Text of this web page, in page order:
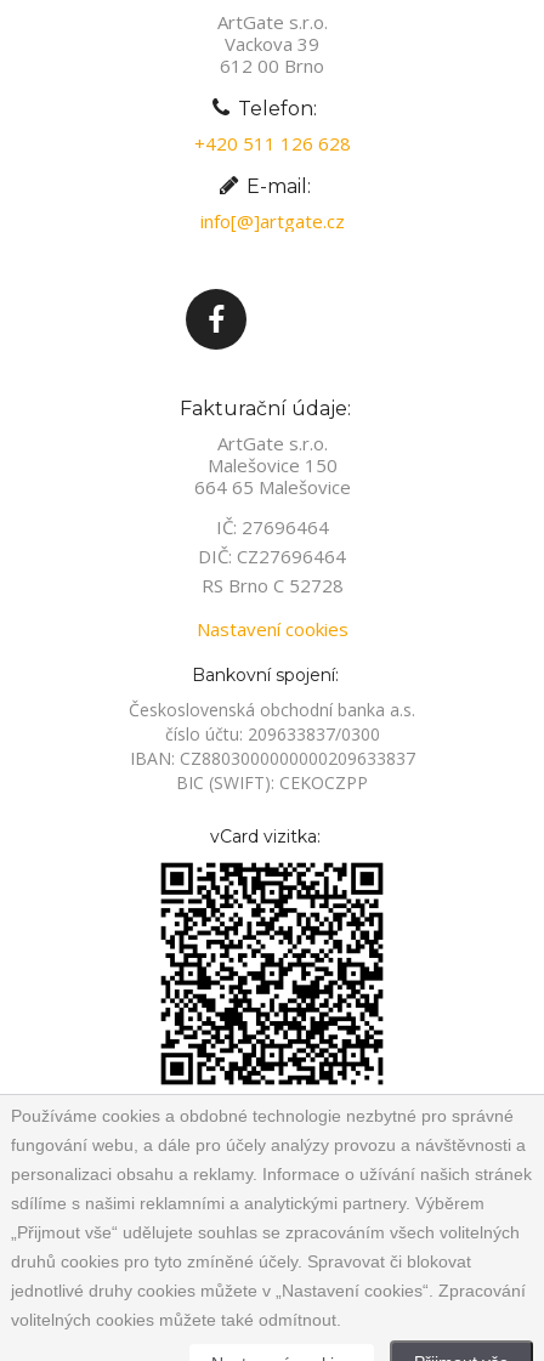
ArtGate s.r.o.
Vackova 39
612 00 Brno
Telefon:
+420 511 126 628
E-mail:
info[@]artgate.cz
Fakturační údaje:
ArtGate s.r.o.
Malešovice 150
664 65 Malešovice
IČ: 27696464
DIČ: CZ27696464
RS Brno C 52728
Nastavení cookies
Bankovní spojení:
Československá obchodní banka a.s.
číslo účtu: 209633837/0300
IBAN: CZ8803000000000209633837
BIC (SWIFT): CEKOCZPP
vCard vizitka:
Používáme cookies a obdobné technologie nezbytné pro správné
fungování webu, a dále pro účely analýzy provozu a návštěvnosti a
personalizaci obsahu a reklamy. Informace o užívání našich stránek
sdílíme s našimi reklamními a analytickými partnery. Výběrem
„Přijmout vše“ udělujete souhlas se zpracováním všech volitelných
druhů cookies pro tyto zmíněné účely. Spravovat či blokovat
jednotlivé druhy cookies můžete v „Nastavení cookies“. Zpracování
volitelných cookies můžete také odmítnout.